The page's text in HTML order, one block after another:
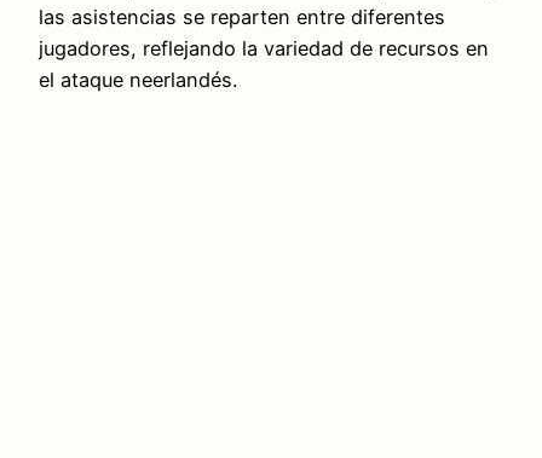
las asistencias se reparten entre diferentes
jugadores, reflejando la variedad de recursos en
el ataque neerlandés.